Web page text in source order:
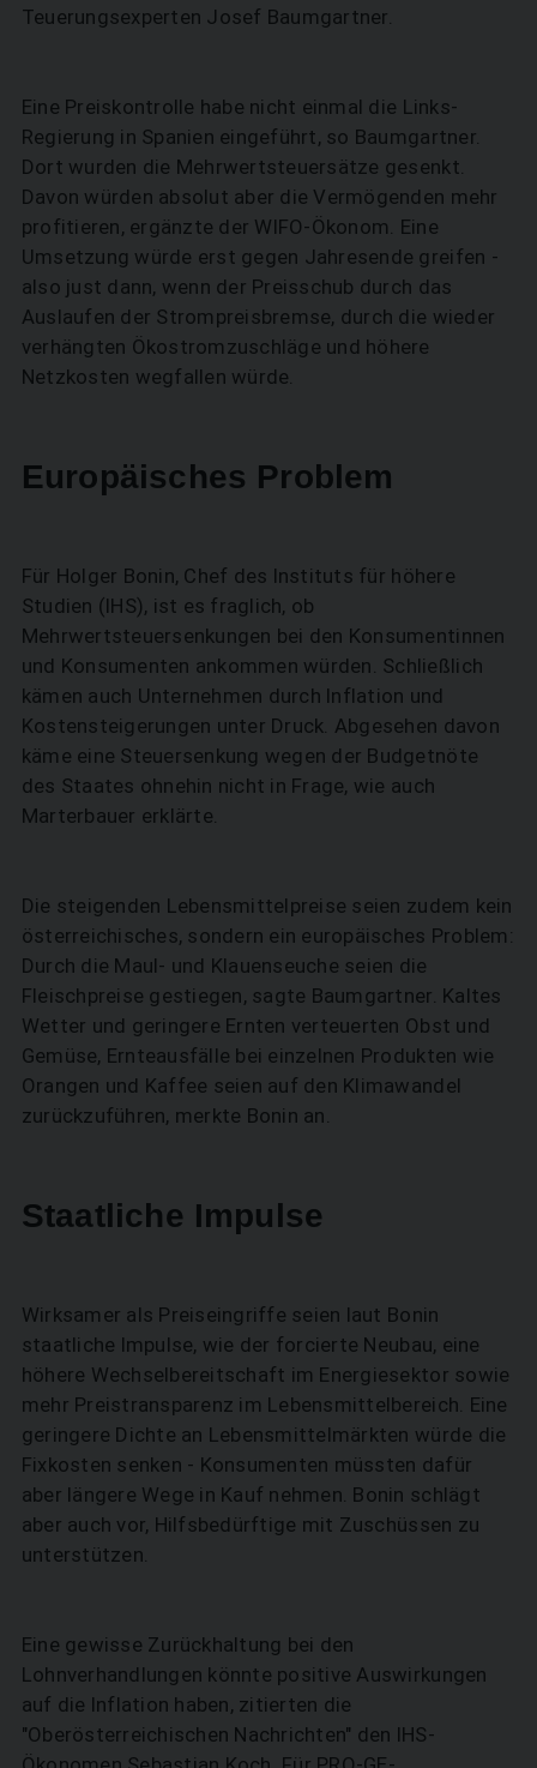
Teuerungsexperten Josef Baumgartner.
Eine Preiskontrolle habe nicht einmal die Links-
Regierung in Spanien eingeführt, so Baumgartner.
Dort wurden die Mehrwertsteuersätze gesenkt.
Davon würden absolut aber die Vermögenden mehr
profitieren, ergänzte der WIFO-Ökonom. Eine
Umsetzung würde erst gegen Jahresende greifen -
also just dann, wenn der Preisschub durch das
Auslaufen der Strompreisbremse, durch die wieder
verhängten Ökostromzuschläge und höhere
Netzkosten wegfallen würde.
Europäisches Problem
Für Holger Bonin, Chef des Instituts für höhere
Studien (IHS), ist es fraglich, ob
Mehrwertsteuersenkungen bei den Konsumentinnen
und Konsumenten ankommen würden. Schließlich
kämen auch Unternehmen durch Inflation und
Kostensteigerungen unter Druck. Abgesehen davon
käme eine Steuersenkung wegen der Budgetnöte
des Staates ohnehin nicht in Frage, wie auch
Marterbauer erklärte.
Die steigenden Lebensmittelpreise seien zudem kein
österreichisches, sondern ein europäisches Problem:
Durch die Maul- und Klauenseuche seien die
Fleischpreise gestiegen, sagte Baumgartner. Kaltes
Wetter und geringere Ernten verteuerten Obst und
Gemüse, Ernteausfälle bei einzelnen Produkten wie
Orangen und Kaffee seien auf den Klimawandel
zurückzuführen, merkte Bonin an.
Staatliche Impulse
Wirksamer als Preiseingriffe seien laut Bonin
staatliche Impulse, wie der forcierte Neubau, eine
höhere Wechselbereitschaft im Energiesektor sowie
mehr Preistransparenz im Lebensmittelbereich. Eine
geringere Dichte an Lebensmittelmärkten würde die
Fixkosten senken - Konsumenten müssten dafür
aber längere Wege in Kauf nehmen. Bonin schlägt
aber auch vor, Hilfsbedürftige mit Zuschüssen zu
unterstützen.
Eine gewisse Zurückhaltung bei den
Lohnverhandlungen könnte positive Auswirkungen
auf die Inflation haben, zitierten die
"Oberösterreichischen Nachrichten" den IHS-